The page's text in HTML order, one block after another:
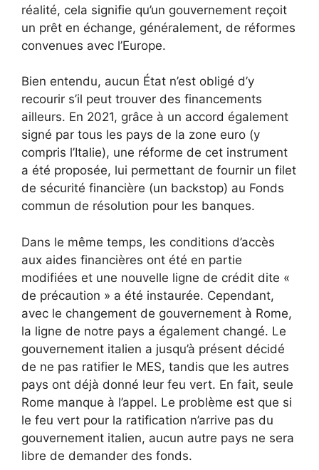
réalité, cela signifie qu’un gouvernement reçoit
un prêt en échange, généralement, de réformes
convenues avec l’Europe.
Bien entendu, aucun État n’est obligé d’y
recourir s’il peut trouver des financements
ailleurs. En 2021, grâce à un accord également
signé par tous les pays de la zone euro (y
compris l’Italie), une réforme de cet instrument
a été proposée, lui permettant de fournir un filet
de sécurité financière (un backstop) au Fonds
commun de résolution pour les banques.
Dans le même temps, les conditions d’accès
aux aides financières ont été en partie
modifiées et une nouvelle ligne de crédit dite «
de précaution » a été instaurée. Cependant,
avec le changement de gouvernement à Rome,
la ligne de notre pays a également changé. Le
gouvernement italien a jusqu’à présent décidé
de ne pas ratifier le MES, tandis que les autres
pays ont déjà donné leur feu vert. En fait, seule
Rome manque à l’appel. Le problème est que si
le feu vert pour la ratification n’arrive pas du
gouvernement italien, aucun autre pays ne sera
libre de demander des fonds.